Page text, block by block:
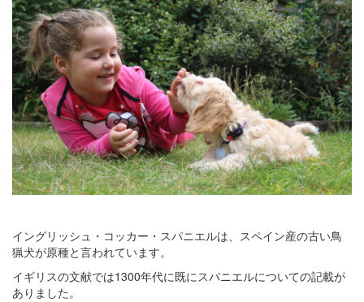
イングリッシュ・コッカー・スパニエルは、スペイン産の古い鳥
猟犬が原種と言われています。
イギリスの文献では1300年代に既にスパニエルについての記載が
ありました。